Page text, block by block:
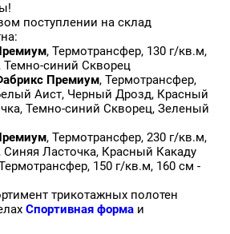
поступлении на склад
, Термотрансфер, 130 г/кв.м,
Темно-синий Скворец
Премиум, Термотрансфер,
Аист, Черный Дрозд, Красный
Темно-синий Скворец, Зеленый
, Термотрансфер, 230 г/кв.м,
Ласточка, Красный Какаду
150 г/кв.м, 160 см -
трикотажных полотен
Спортивная форма и
бесплатные образцы